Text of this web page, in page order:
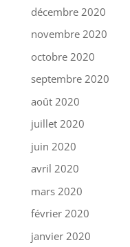
décembre 2020
novembre 2020
octobre 2020
septembre 2020
août 2020
juillet 2020
juin 2020
avril 2020
mars 2020
février 2020
janvier 2020